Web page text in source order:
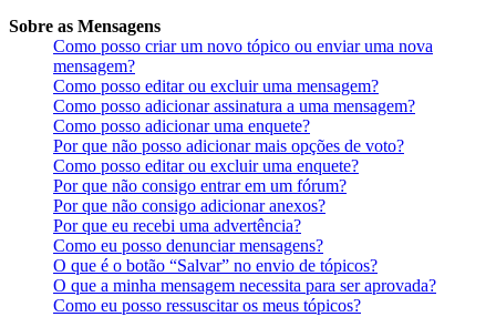
Sobre as Mensagens
Como posso criar um novo tópico ou enviar uma nova
mensagem?
Como posso editar ou excluir uma mensagem?
Como posso adicionar assinatura a uma mensagem?
Como posso adicionar uma enquete?
Por que não posso adicionar mais opções de voto?
Como posso editar ou excluir uma enquete?
Por que não consigo entrar em um fórum?
Por que não consigo adicionar anexos?
Por que eu recebi uma advertência?
Como eu posso denunciar mensagens?
O que é o botão “Salvar” no envio de tópicos?
O que a minha mensagem necessita para ser aprovada?
Como eu posso ressuscitar os meus tópicos?